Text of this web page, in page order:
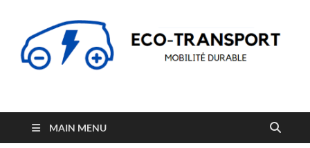
Eco-Transport
MAIN MENU